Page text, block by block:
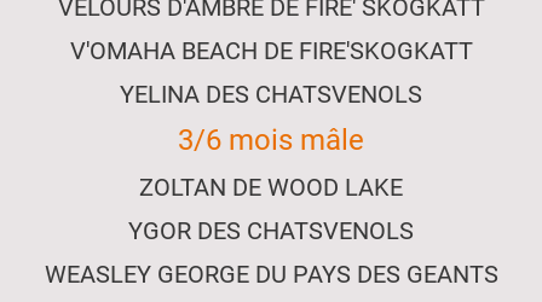
VELOURS D'AMBRE DE FIRE' SKOGKATT
V'OMAHA BEACH DE FIRE'SKOGKATT
YELINA DES CHATSVENOLS
3/6 mois mâle
ZOLTAN DE WOOD LAKE
YGOR DES CHATSVENOLS
WEASLEY GEORGE DU PAYS DES GEANTS